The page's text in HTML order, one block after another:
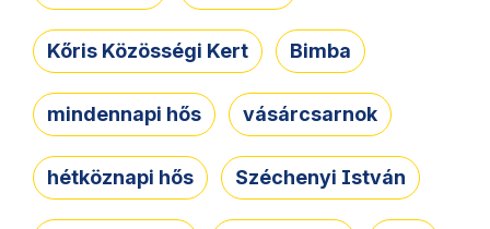
Kőris Közösségi Kert Bimba
mindennapi hős vásárcsarnok
hétköznapi hős Széchenyi István